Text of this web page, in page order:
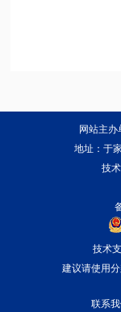
网站主
地址：于
技
技术
建议请使用
联系